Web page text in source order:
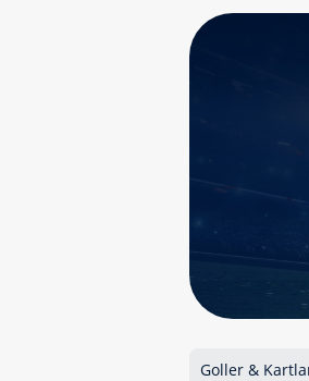
Goller &